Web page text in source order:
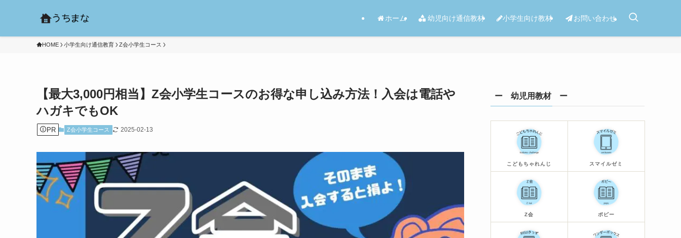
ホーム 幼児向け通信教材 小学生向け教材 お問い合わせ
HOME 小学生向け通信教育 Z会小学生コース
【最大3,000円相当】Z会小学生コースのお得な申し込み方法！入会は電話や
ハガキでもOK
PR Z会小学生コース 2025-02-13
ー 幼児用教材 ー
こどもちゃれんじ スマイルゼミ
Z会 ポピー